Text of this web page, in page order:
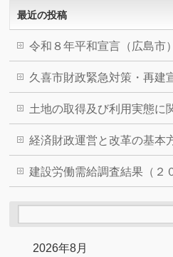
最近の投稿
令和８年平和宣言（広島市）
久喜市財政緊急対策・再建
土地の取得及び利用実態に
経済財政運営と改革の基本
建設労働需給調査結果（２
2026年8月